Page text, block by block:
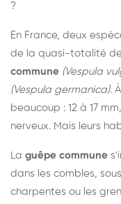
?
En France, deux
de la quasi-totalité
commune (Vespula
(Vespula germanica).
beaucoup : 12 à 17
nerveux. Mais leurs
La guêpe commune
dans les combles,
charpentes ou les